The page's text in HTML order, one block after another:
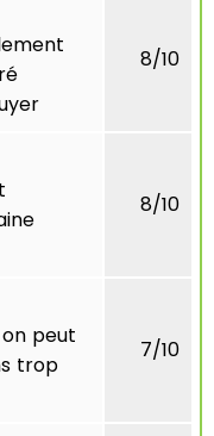
8/10
8/10
peut
trop
7/10